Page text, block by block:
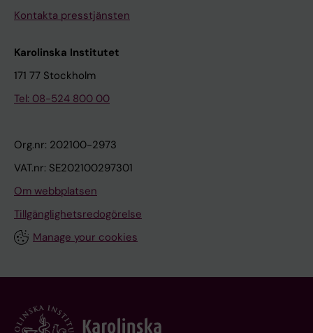
Kontakta presstjänsten
Karolinska Institutet
171 77 Stockholm
Tel: 08-524 800 00
Org.nr: 202100-2973
VAT.nr: SE202100297301
Om webbplatsen
Tillgänglighetsredogörelse
Manage your cookies